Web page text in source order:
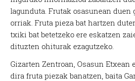
lagunduta. Frutak osasunean duen
orriak. Fruta pieza bat hartzen
txiki bat betetzeko ere eskatzen
dituzten ohiturak ezagutzeko.
Gizarten Zentroan, Osasun Etxean
dira fruta piezak banatzen, baita